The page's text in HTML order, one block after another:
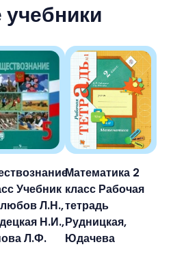
Учебник
Л.Н.,
Н.И.,
Л.Ф.
Математика 2
класс Рабочая
тетрадь
Рудницкая,
Юдачева